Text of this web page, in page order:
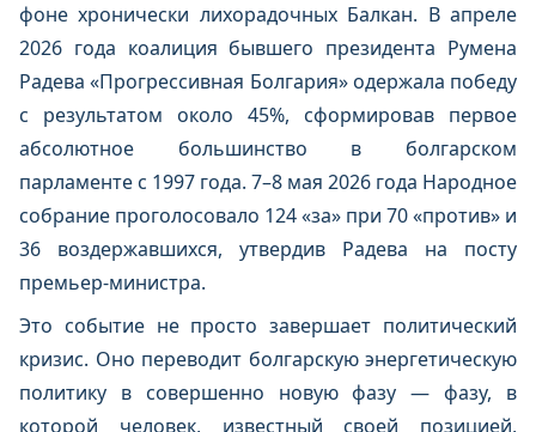
фоне хронически лихорадочных Балкан. В апреле
2026 года коалиция бывшего президента Румена
Радева «Прогрессивная Болгария» одержала победу
с результатом около 45%, сформировав первое
абсолютное большинство в болгарском
парламенте с 1997 года. 7–8 мая 2026 года Народное
собрание проголосовало 124 «за» при 70 «против» и
36 воздержавшихся, утвердив Радева на посту
премьер-министра.
Это событие не просто завершает политический
кризис. Оно переводит болгарскую энергетическую
политику в совершенно новую фазу — фазу, в
которой человек, известный своей позицией,